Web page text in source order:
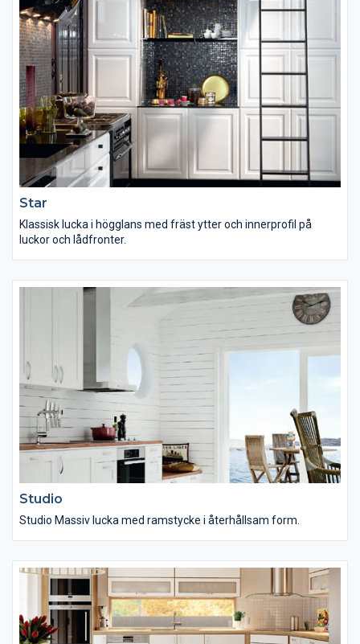
Star
Klassisk lucka i högglans med fräst ytter och innerprofil på
luckor och lådfronter.
Studio
Studio Massiv lucka med ramstycke i återhållsam form.